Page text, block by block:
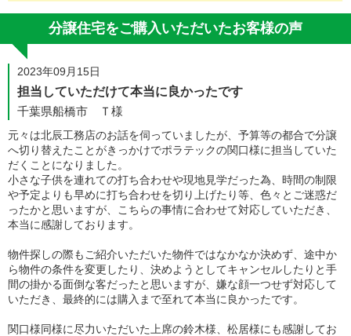
分譲住宅をご購入いただいたお客様の声
2023年09月15日
担当していただけて本当に良かったです
千葉県船橋市 Ｔ様
元々は北辰工務店のお話を伺っていましたが、予算等の都合で分譲
へ切り替えたことがきっかけでポラテックの関口様に担当していた
だくことになりました。
小さな子供を連れての打ち合わせや現地見学だった為、時間の制限
や予定よりも早めに打ち合わせを切り上げたり等、色々とご迷惑だ
ったかと思いますが、こちらの事情に合わせて対応していただき、
本当に感謝しております。
物件探しの際もご紹介いただいた物件ではなかなか決めず、途中か
ら物件の条件を変更したり、決めようとしてキャンセルしたりと手
間の掛かる面倒な客だったと思いますが、嫌な顔一つせず対応して
いただき、最終的には購入まで至れて本当に良かったです。
関口様同様に尽力いただいた上席の鈴木様、松居様にも感謝してお